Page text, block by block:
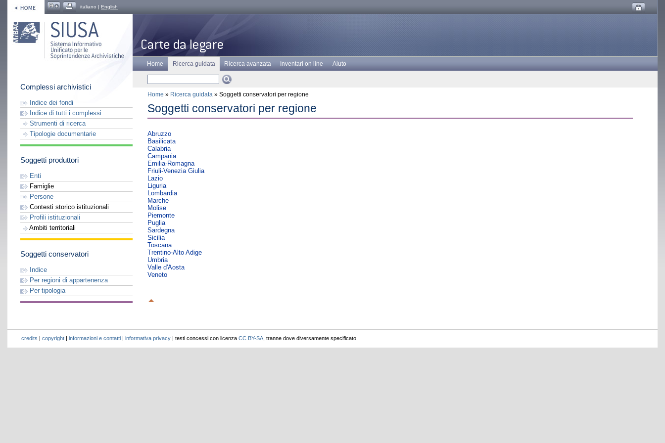
italiano | English
Complessi archivistici
Indice dei fondi
Indice di tutti i complessi
Strumenti di ricerca
Tipologie documentarie
Soggetti produttori
Enti
Famiglie
Persone
Contesti storico istituzionali
Profili istituzionali
Ambiti territoriali
Soggetti conservatori
Indice
Per regioni di appartenenza
Per tipologia
Home Ricerca guidata Ricerca avanzata Inventari on line Aiuto
Home » Ricerca guidata » Soggetti conservatori per regione
Soggetti conservatori per regione
Abruzzo
Basilicata
Calabria
Campania
Emilia-Romagna
Friuli-Venezia Giulia
Lazio
Liguria
Lombardia
Marche
Molise
Piemonte
Puglia
Sardegna
Sicilia
Toscana
Trentino-Alto Adige
Umbria
Valle d'Aosta
Veneto
credits | copyright | informazioni e contatti | informativa privacy | testi concessi con licenza CC BY-SA , tranne dove diversamente specificato